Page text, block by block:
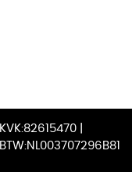
KVK:82615470 |
BTW:NL003707296B81